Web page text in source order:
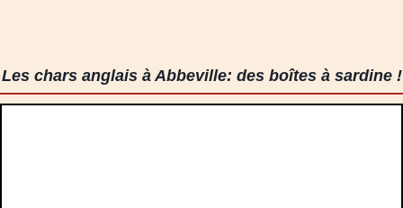
Les chars anglais à Abbeville: des boîtes à sardine !